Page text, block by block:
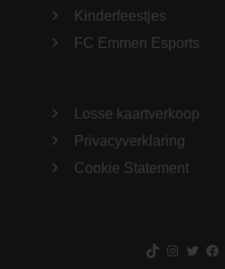
Kinderfeestjes
FC Emmen Esports
Losse kaartverkoop
Privacyverklaring
Cookie Statement